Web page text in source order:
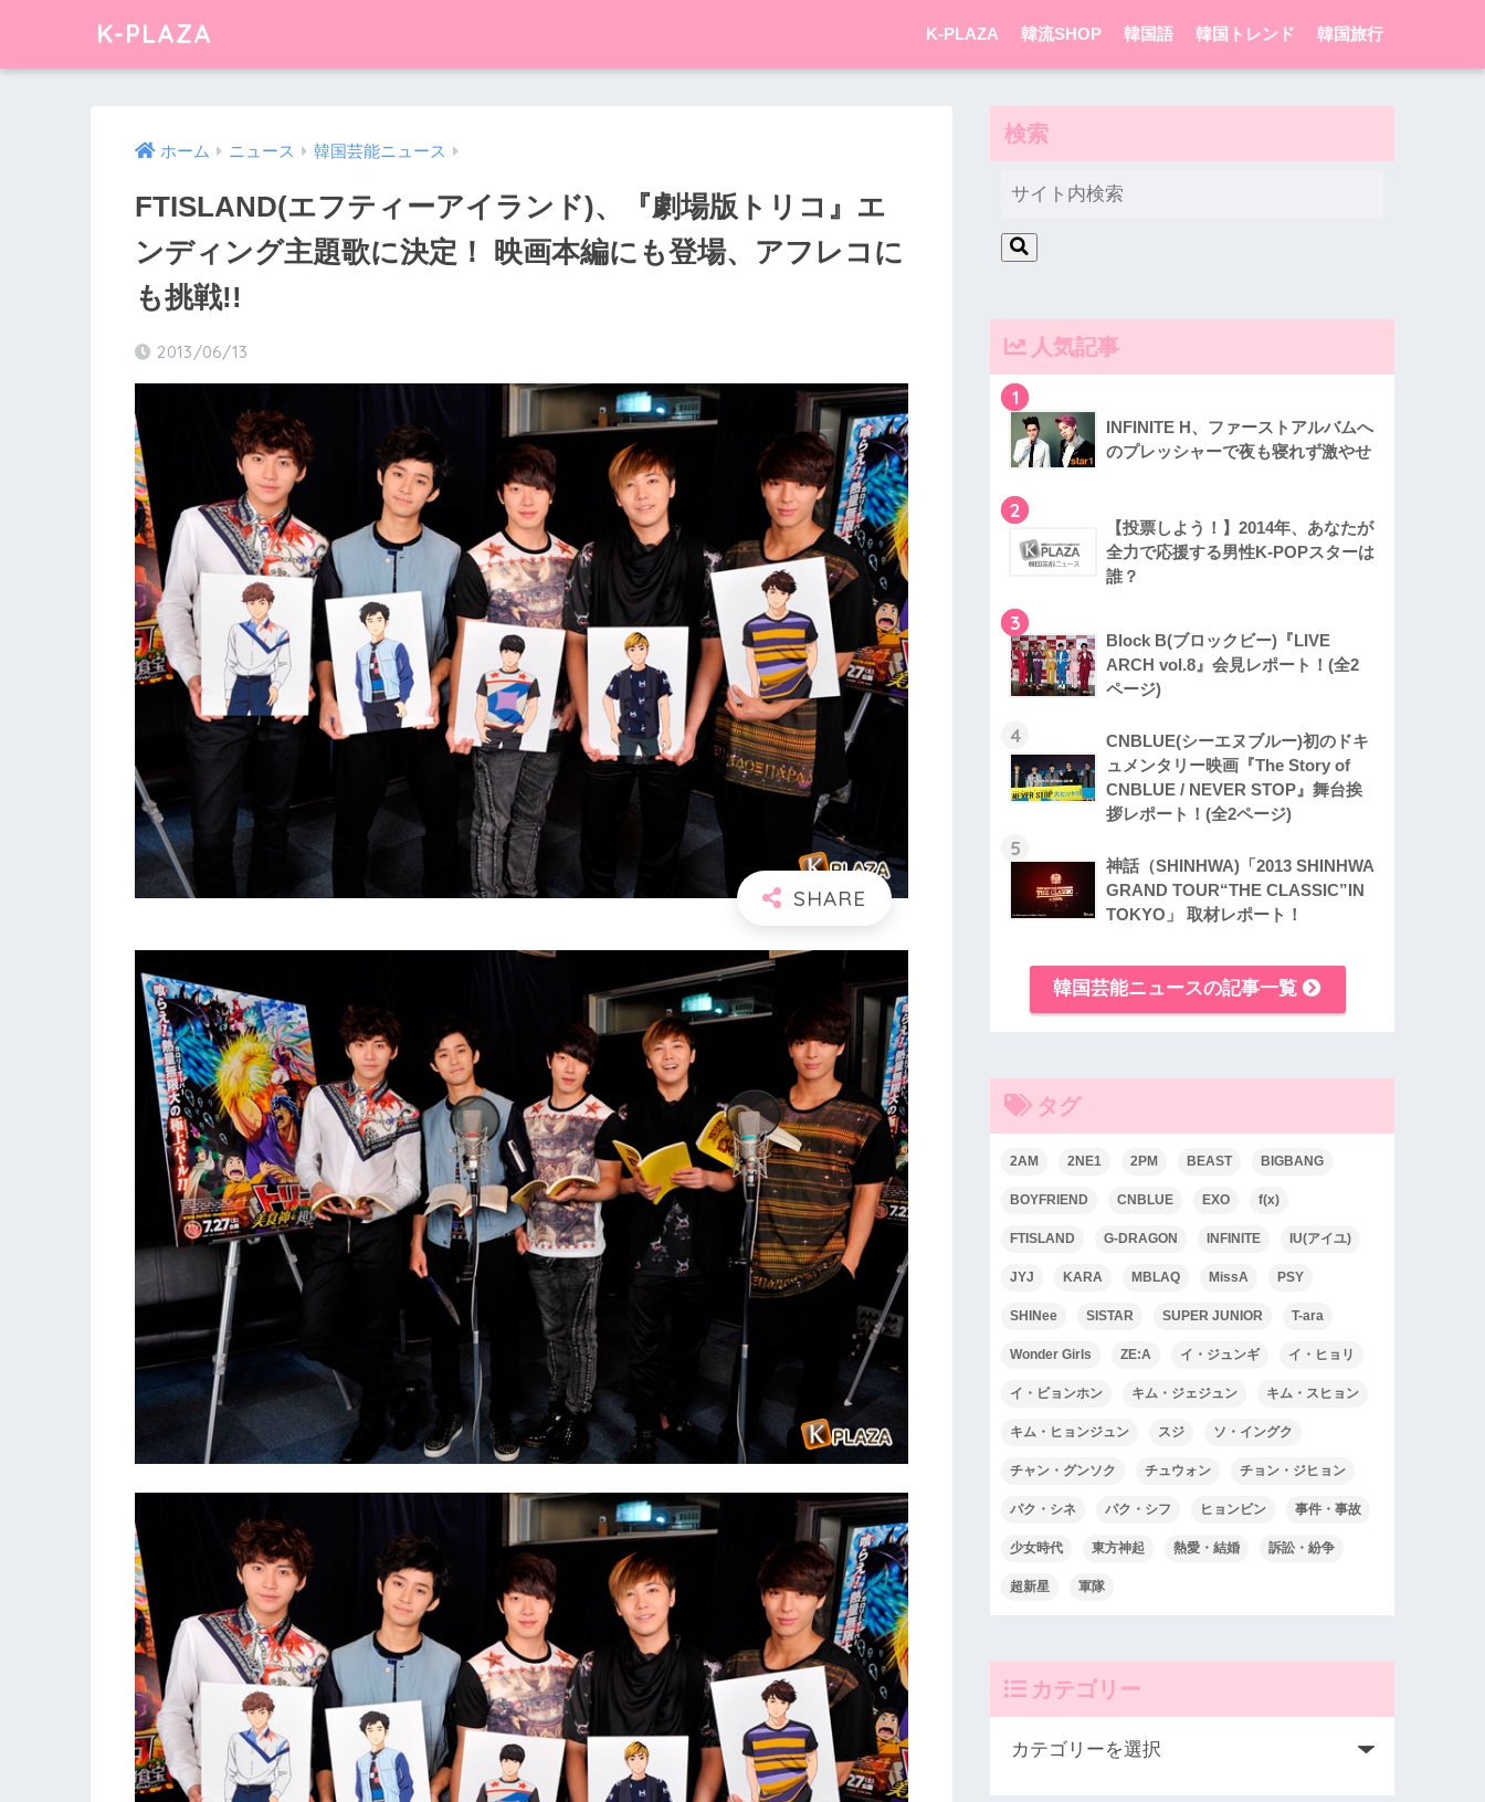
K-PLAZA K-PLAZA 韓流SHOP 韓国語 韓国トレンド 韓国旅行
ホーム ニュース 韓国芸能ニュース
FTISLAND(エフティーアイランド)、『劇場版トリコ』エ
ンディング主題歌に決定！ 映画本編にも登場、アフレコに
も挑戦!!
2013/06/13
検索
人気記事
1
INFINITE H、ファーストアルバムへ
のプレッシャーで夜も寝れず激やせ
2
【投票しよう！】2014年、あなたが
全力で応援する男性K-POPスターは
誰？
3
Block B(ブロックビー)『LIVE
ARCH vol.8』会見レポート！(全2
ページ)
4
CNBLUE(シーエヌブルー)初のドキ
ュメンタリー映画『The Story of
CNBLUE / NEVER STOP』舞台挨
拶レポート！(全2ページ)
5
神話（SHINHWA)「2013 SHINHWA
GRAND TOUR“THE CLASSIC”IN
TOKYO」 取材レポート！
韓国芸能ニュースの記事一覧
タグ
2AM 2NE1 2PM BEAST BIGBANG
BOYFRIEND CNBLUE EXO f(x)
FTISLAND G-DRAGON INFINITE IU(アイユ)
JYJ KARA MBLAQ MissA PSY
SHINee SISTAR SUPER JUNIOR T-ara
Wonder Girls ZE:A イ・ジュンギ イ・ヒョリ
イ・ビョンホン キム・ジェジュン キム・スヒョン
キム・ヒョンジュン スジ ソ・イングク
チャン・グンソク チュウォン チョン・ジヒョン
パク・シネ パク・シフ ヒョンビン 事件・事故
少女時代 東方神起 熱愛・結婚 訴訟・紛争
超新星 軍隊
カテゴリー